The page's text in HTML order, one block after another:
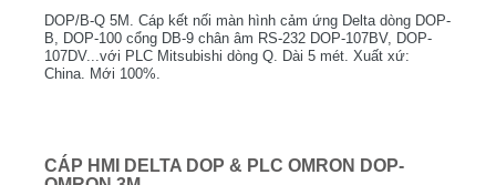
DOP/B-Q 5M. Cáp kết nối màn hình cảm ứng Delta dòng DOP-
B, DOP-100 cổng DB-9 chân âm RS-232 DOP-107BV, DOP-
107DV...với PLC Mitsubishi dòng Q. Dài 5 mét. Xuất xứ:
China. Mới 100%.
CÁP HMI DELTA DOP & PLC OMRON DOP-